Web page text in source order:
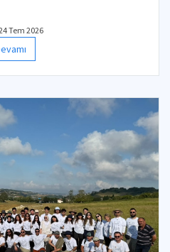
Tem 2026